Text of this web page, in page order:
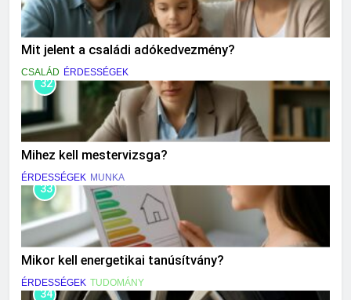
Mit jelent a családi adókedvezmény?
CSALÁD ÉRDESSÉGEK
32
Mihez kell mestervizsga?
ÉRDESSÉGEK MUNKA
33
Mikor kell energetikai tanúsítvány?
ÉRDESSÉGEK TUDOMÁNY
34